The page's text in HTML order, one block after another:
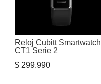
Reloj Cubitt Smartwatch
CT1 Serie 2
$ 299.990